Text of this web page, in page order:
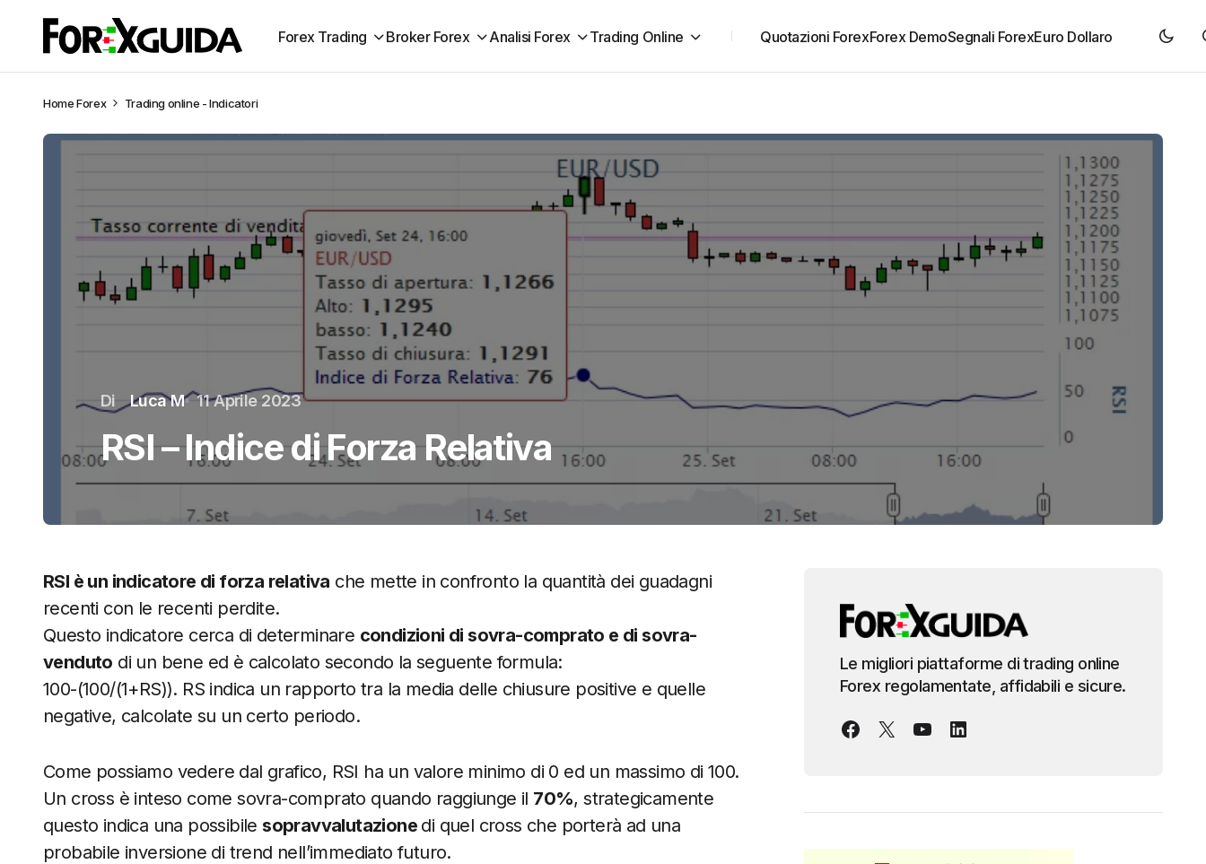
Forex Trading Broker Forex Analisi Forex Trading Online Quotazioni ForexForex DemoSegnali ForexEuro Dollaro
HomeForex Trading online - Indicatori
Di Luca M 11 Aprile 2023
RSI – Indice di Forza Relativa
RSI è un indicatore di forza relativa che mette in confronto la quantità dei guadagni
recenti con le recenti perdite.
Questo indicatore cerca di determinare condizioni di sovra-comprato e di sovra-
venduto di un bene ed è calcolato secondo la seguente formula:
100-(100/(1+RS)). RS indica un rapporto tra la media delle chiusure positive e quelle
negative, calcolate su un certo periodo.
Come possiamo vedere dal grafico, RSI ha un valore minimo di 0 ed un massimo di 100.
Un cross è inteso come sovra-comprato quando raggiunge il 70%, strategicamente
questo indica una possibile sopravvalutazione di quel cross che porterà ad una
probabile inversione di trend nell’immediato futuro.
Le migliori piattaforme di trading online
Forex regolamentate, affidabili e sicure.